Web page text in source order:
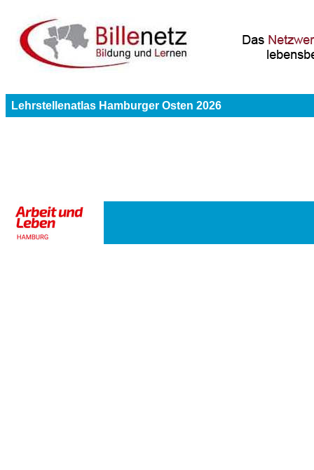
Lehrstellenatlas Hamburger Osten 2026